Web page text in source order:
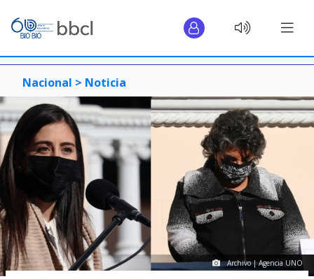
Nacional > Noticia
Archivo | Agencia UNO